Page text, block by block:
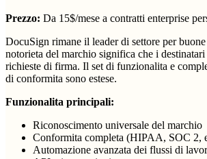
Prezzo: Da 15$/mese a contratti enterprise
DocuSign rimane il leader di settore per
notorieta del marchio significa che i
richieste di firma. Il set di funzionalita e
di conformita sono estese.
Funzionalita principali:
Riconoscimento universale del marchio
Conformita completa (HIPAA, SOC 2,
Automazione avanzata dei flussi di